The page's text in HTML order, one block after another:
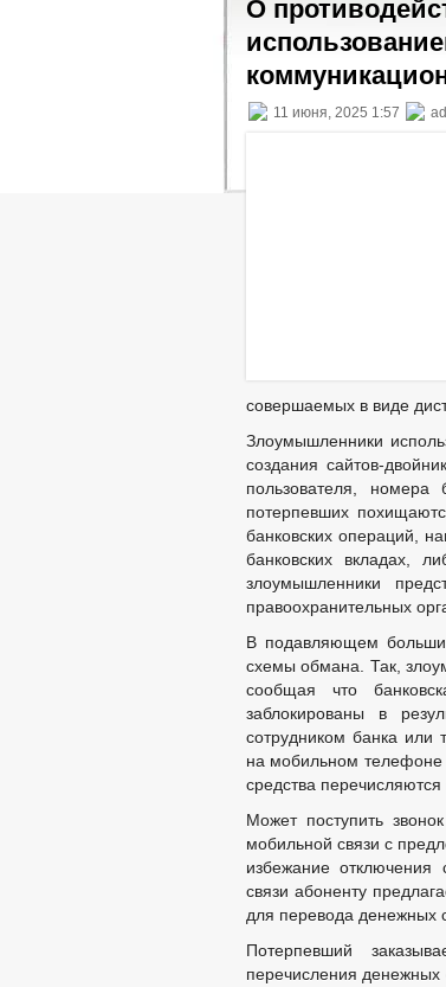
О
11 июня, 2025 1:57
совершаемых в виде
Злоумышленники
создания сайтов-
пользователя,
потерпевших
банковских операций,
банковских вкладах,
злоумышленники
правоохранительных
В подавляющем
схемы обмана. Так,
сообщая что
заблокированы в
сотрудником банка
на мобильном телефоне
средства перечисляются
Может поступить
мобильной связи с
избежание отключения
связи абоненту
для перевода денежных
Потерпевший
перечисления денежных